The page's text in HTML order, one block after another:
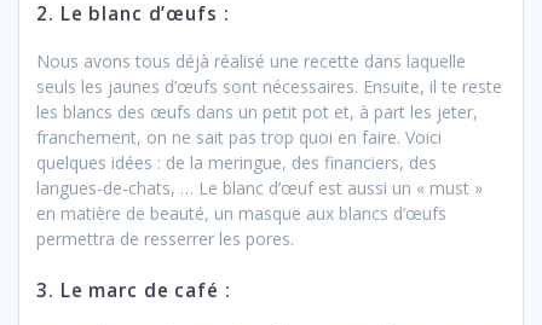
2. Le blanc d’œufs :
Nous avons tous déjà réalisé une recette dans laquelle
seuls les jaunes d’œufs sont nécessaires. Ensuite, il te reste
les blancs des œufs dans un petit pot et, à part les jeter,
franchement, on ne sait pas trop quoi en faire. Voici
quelques idées : de la meringue, des financiers, des
langues-de-chats, … Le blanc d’œuf est aussi un « must »
en matière de beauté, un masque aux blancs d’œufs
permettra de resserrer les pores.
3. Le marc de café :